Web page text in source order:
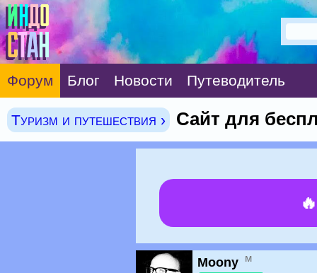
Форум Блог Новости Путеводитель
Туризм и путешествия › Сайт для
Moony м